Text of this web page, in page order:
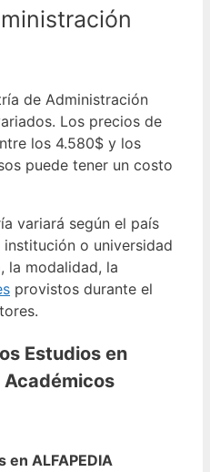
de Administración
Los precios de
los 4.580$ y los
puede tener un costo
variará según el país
o universidad
la modalidad, la
provistos durante el
Estudios en
ALFAPEDIA